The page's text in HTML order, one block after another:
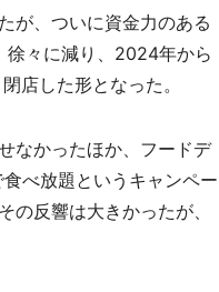
が、ついに資金力のある
徐々に減り、2024年から
店した形となった。
なかったほか、フードデ
べ放題というキャンペー
反響は大きかったが、